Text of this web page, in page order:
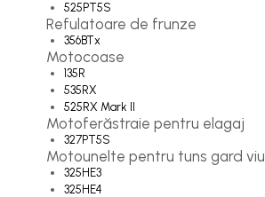
Carcasa demaror
Carter/Sasiu
Curele
Filtru aer
Garnituri
Garnituri carburator
Gheara doborare
525PT5S
Refulatoare de frunze
356BTx
Motocoase
135R
535RX
525RX Mark II
Motoferăstraie pentru elagaj
327PT5S
Motounelte pentru tuns gard viu
325HE3
325HE4